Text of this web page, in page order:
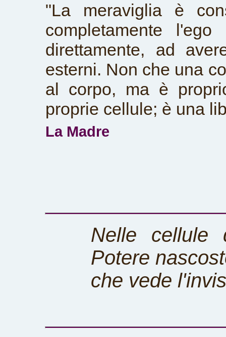
"La meraviglia è
completamente
direttamente, ad
esterni. Non che una
al corpo, ma è
proprie cellule; è una
La Madre
Nelle cellule
Potere
che vede